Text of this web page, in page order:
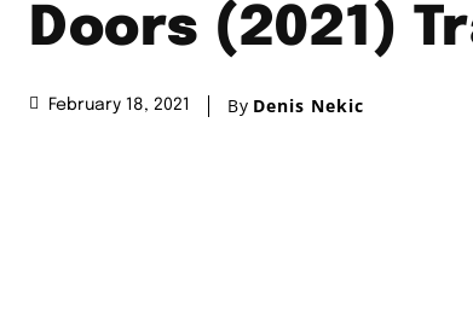
Doors (2021)
February 18, 2021 By Denis Nekic